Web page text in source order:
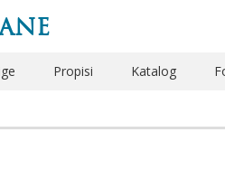
Propisi Katalog